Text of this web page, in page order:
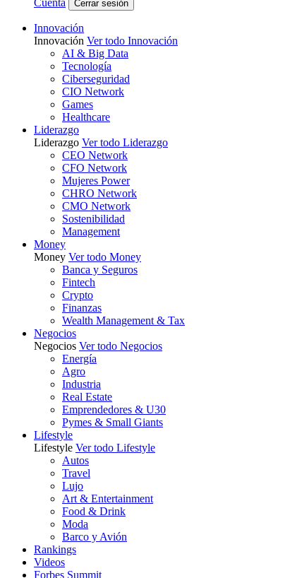
Cuenta
Cerrar sesión
Innovación
Innovación Ver todo Innovación
AI & Big Data
Tecnología
Ciberseguridad
CIO Network
Games
Healthcare
Liderazgo
Liderazgo Ver todo Liderazgo
CEO Network
CFO Network
Mujeres Power
CHRO Network
CMO Network
Sostenibilidad
Management
Money
Money Ver todo Money
Banca y Seguros
Fintech
Crypto
Finanzas
Wealth Management & Tax
Negocios
Negocios Ver todo Negocios
Energía
Agro
Industria
Real Estate
Emprendedores & U30
Pymes & Small Giants
Lifestyle
Lifestyle Ver todo Lifestyle
Autos
Travel
Lujo
Art & Entertainment
Food & Drink
Moda
Barco y Avión
Rankings
Videos
Forbes Summit